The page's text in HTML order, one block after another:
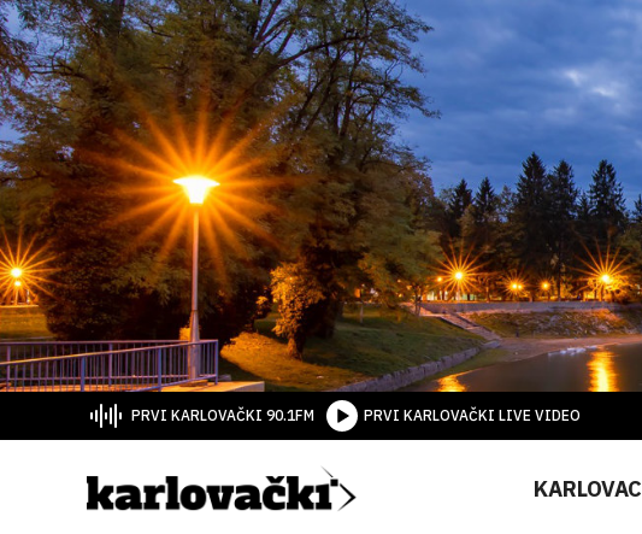
PRVI KARLOVAČKI 90.1FM PRVI KARLOVAČKI LIVE VIDEO
KARLOVAC